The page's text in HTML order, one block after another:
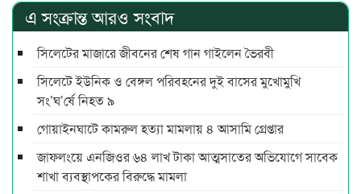
এ সংক্রান্ত আরও সংবাদ
সিলেটের মাজারে জীবনের শেষ গান গাইলেন ভৈরবী
সিলেটে ইউনিক ও বেঙ্গল পরিবহনের দুই বাসের মুখোমুখি
সং’ঘ’র্ষে নিহত ৯
গোয়াইনঘাটে কামরুল হত্যা মামলায় ৪ আসামি গ্রেপ্তার
জাফলংয়ে এনজিওর ৬৪ লাখ টাকা আত্মসাতের অভিযোগে সাবেক
শাখা ব্যবস্থাপকের বিরুদ্ধে মামলা